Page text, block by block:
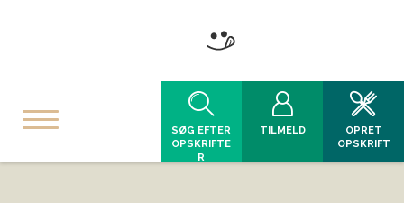
SØG EFTER
OPSKRIFTE
R
TILMELD
OPRET
OPSKRIFT